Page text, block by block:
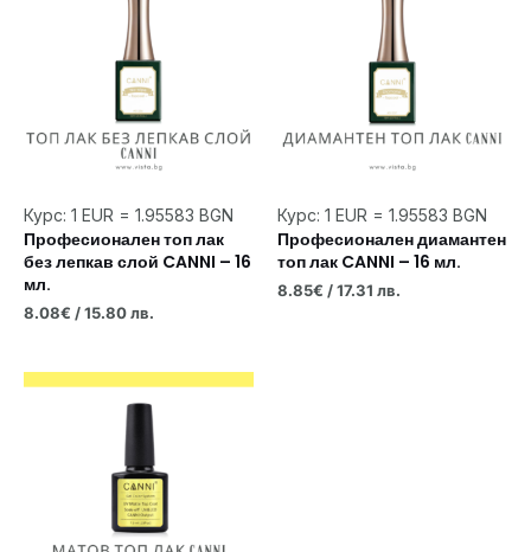
Курс: 1 EUR = 1.95583 BGN
Професионален топ лак
без лепкав слой CANNI – 16
мл.
8.08€ / 15.80 лв.
Курс: 1 EUR = 1.95583 BGN
Професионален диамантен
топ лак CANNI – 16 мл.
8.85€ / 17.31 лв.